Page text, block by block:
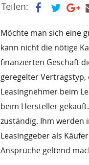
Teilen:
Möchte man sich eine
kann nicht die nötige
finanzierten Geschäft
geregelter
Leasingnehmer beim
beim Hersteller
zuständig. Ihm werden
Leasinggeber als
Ansprüche geltend